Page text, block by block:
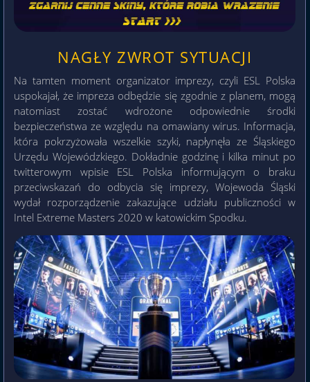
NAGŁY ZWROT SYTUACJI
Na tamten moment organizator imprezy, czyli ESL Polska
uspokajał, że impreza odbędzie się zgodnie z planem, mogą
natomiast zostać wdrożone odpowiednie środki
bezpieczeństwa ze względu na omawiany wirus. Informacja,
która pokrzyżowała wszelkie szyki, napłynęła ze Śląskiego
Urzędu Wojewódzkiego. Dokładnie godzinę i kilka minut po
twitterowym wpisie ESL Polska informującym o braku
przeciwskazań do odbycia się imprezy, Wojewoda Śląski
wydał rozporządzenie zakazujące udziału publiczności w
Intel Extreme Masters 2020 w katowickim Spodku.